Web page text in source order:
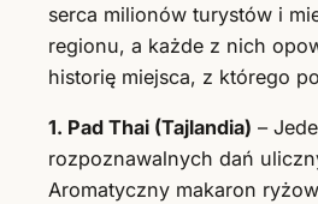
serca milionów turystów i
regionu, a każde z nich
historię miejsca, z którego
1. Pad Thai (Tajlandia) –
rozpoznawalnych dań
Aromatyczny makaron